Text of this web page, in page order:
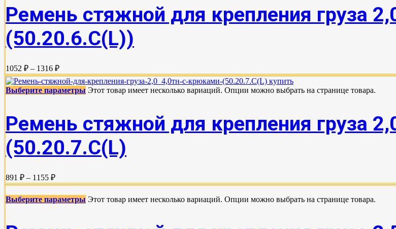
Ремень стяжной для крепления груза
(50.20.6.C(L))
1052 ₽ – 1316 ₽
Выберите параметры Этот товар имеет несколько вариаций. Опции можно выбрать на странице товара.
Ремень стяжной для крепления груза
(50.20.7.C(L)
891 ₽ – 1155 ₽
Выберите параметры Этот товар имеет несколько вариаций. Опции можно выбрать на странице товара.